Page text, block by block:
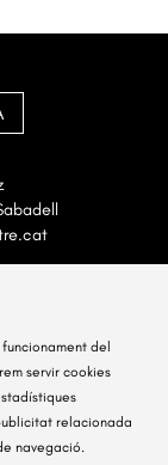
del
servir cookies
relacionada
navegació.